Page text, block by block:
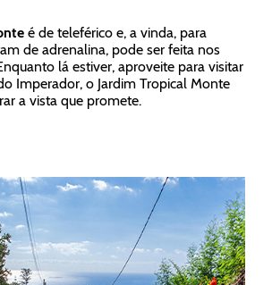
é de teleférico e, a vinda, para
de adrenalina, pode ser feita nos
lá estiver, aproveite para visitar
Imperador, o Jardim Tropical Monte
a vista que promete.